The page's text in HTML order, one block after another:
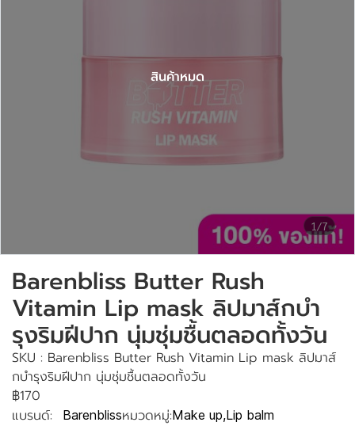
1/7
สินค้าหมด
Barenbliss Butter Rush
Vitamin Lip mask ลิปมาส์กบำ
รุงริมฝีปาก นุ่มชุ่มชื้นตลอดทั้งวัน
SKU : Barenbliss Butter Rush Vitamin Lip mask ลิปมาส์
กบำรุงริมฝีปาก นุ่มชุ่มชื้นตลอดทั้งวัน
฿170
แบรนด์:
Barenblissหมวดหมู่:Make up,Lip balm